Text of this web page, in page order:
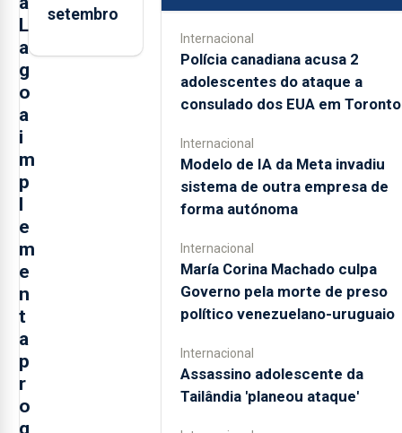
L
a
g
o
a
i
m
p
l
e
m
e
n
t
a
p
r
o
setembro
Internacional
Polícia canadiana acusa 2
adolescentes do ataque a
consulado dos EUA em Toronto
Internacional
Modelo de IA da Meta invadiu
sistema de outra empresa de
forma autónoma
Internacional
María Corina Machado culpa
Governo pela morte de preso
político venezuelano-uruguaio
Internacional
Assassino adolescente da
Tailândia 'planeou ataque'